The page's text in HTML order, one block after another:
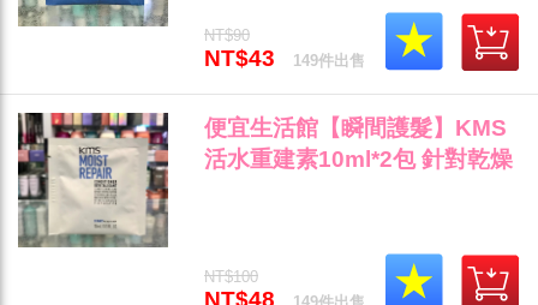
NT$90
NT$43 149件出售
便宜生活館【瞬間護髮】KMS
活水重建素10ml*2包 針對乾燥
NT$100
NT$48